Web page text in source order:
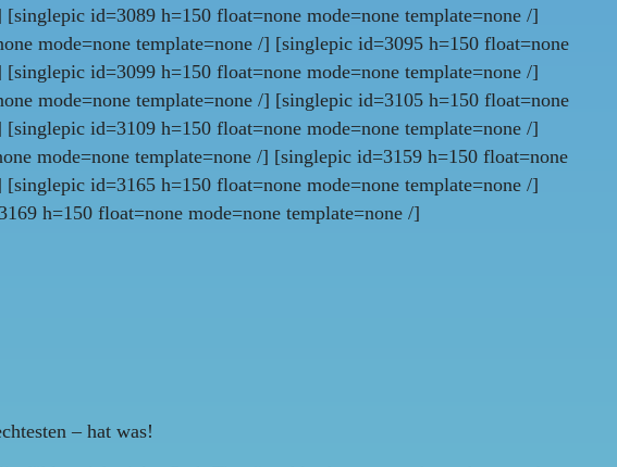
id=3089 h=150 float=none mode=none template=none /]
mode=none template=none /] [singlepic id=3095 h=150 float=none
id=3099 h=150 float=none mode=none template=none /]
mode=none template=none /] [singlepic id=3105 h=150 float=none
id=3109 h=150 float=none mode=none template=none /]
mode=none template=none /] [singlepic id=3159 h=150 float=none
id=3165 h=150 float=none mode=none template=none /]
h=150 float=none mode=none template=none /]
– hat was!